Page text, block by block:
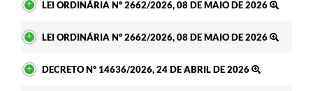
LEI ORDINÁRIA Nº 2662/2026, 08 DE MAIO DE 2026
LEI ORDINÁRIA Nº 2662/2026, 08 DE MAIO DE 2026
DECRETO Nº 14636/2026, 24 DE ABRIL DE 2026